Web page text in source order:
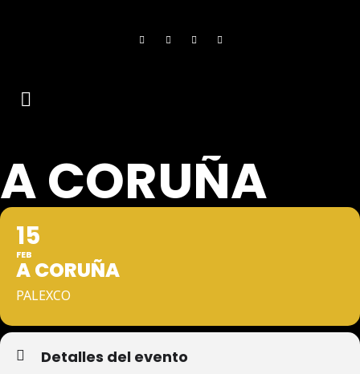
A CORUÑA
15
FEB
A CORUÑA
PALEXCO
Detalles del evento